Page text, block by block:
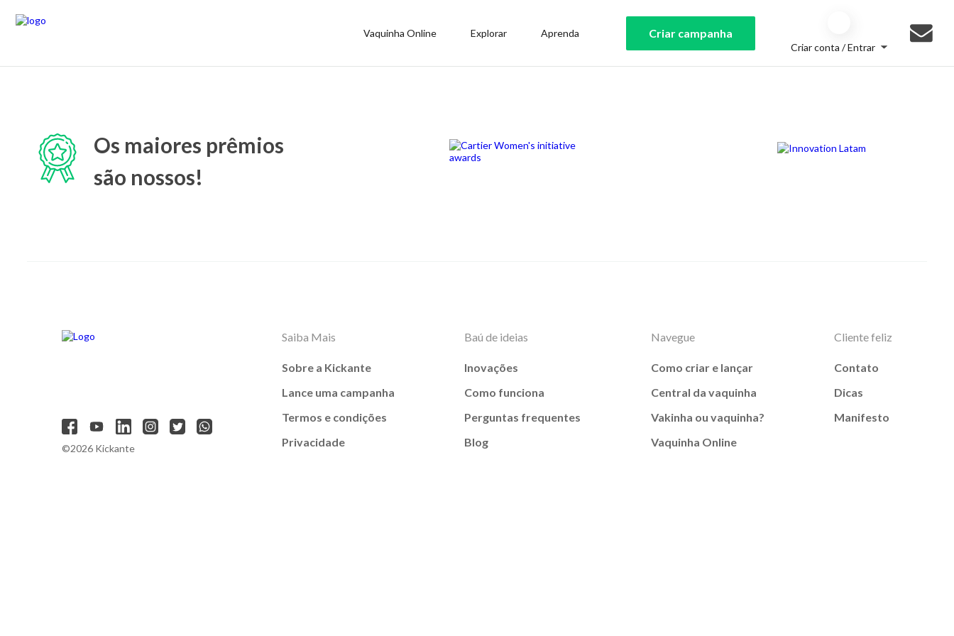
Vaquinha Online Explorar Aprenda Criar campanha
Criar conta / Entrar
Os maiores prêmios
são nossos!
©2026 Kickante
Saiba Mais
Sobre a Kickante
Lance uma campanha
Termos e condições
Privacidade
Baú de ideias
Inovações
Como funciona
Perguntas frequentes
Blog
Navegue
Como criar e lançar
Central da vaquinha
Vakinha ou vaquinha?
Vaquinha Online
Cliente feliz
Contato
Dicas
Manifesto